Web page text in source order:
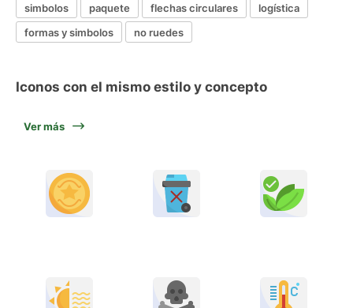
simbolos paquete flechas circulares
logística
formas y simbolos
no ruedes
Iconos con el mismo estilo y concepto
Ver más